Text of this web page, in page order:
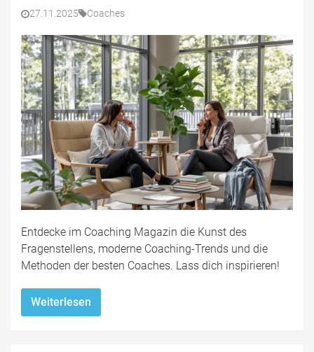
27.11.2025 Coaches
Entdecke im Coaching Magazin die Kunst des
Fragenstellens, moderne Coaching-Trends und die
Methoden der besten Coaches. Lass dich inspirieren!
Weiterlesen